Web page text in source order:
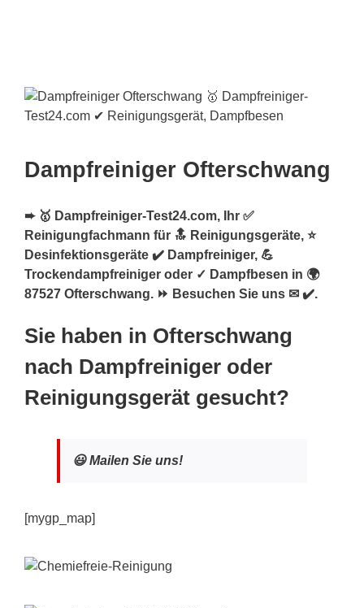
Dampfreiniger Ofterschwang
➨ 🥇 Dampfreiniger-Test24.com, Ihr ✅
Reinigungfachmann für 🔝 Reinigungsgeräte, ⭐
Desinfektionsgeräte ✔️ Dampfreiniger, 💪
Trockendampfreiniger oder ✓ Dampfbesen in 🌍
87527 Ofterschwang. ⏩ Besuchen Sie uns ✉ ✔️.
Sie haben in Ofterschwang
nach Dampfreiniger oder
Reinigungsgerät gesucht?
😃 Mailen Sie uns!
[mygp_map]